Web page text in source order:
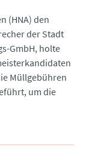
(HNA) den
der Stadt
GmbH, holte
Müllgebühren
um die